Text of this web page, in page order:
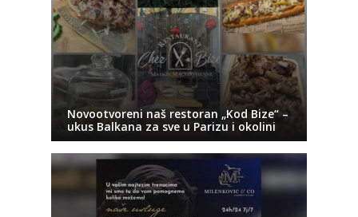
Novootvoreni naš restoran „Kod Bize“ –
ukus Balkana za sve u Parizu i okolini